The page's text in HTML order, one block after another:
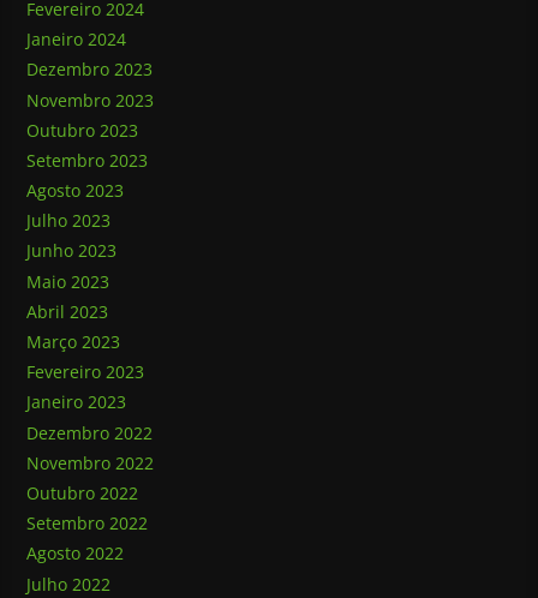
Fevereiro 2024
Janeiro 2024
Dezembro 2023
Novembro 2023
Outubro 2023
Setembro 2023
Agosto 2023
Julho 2023
Junho 2023
Maio 2023
Abril 2023
Março 2023
Fevereiro 2023
Janeiro 2023
Dezembro 2022
Novembro 2022
Outubro 2022
Setembro 2022
Agosto 2022
Julho 2022